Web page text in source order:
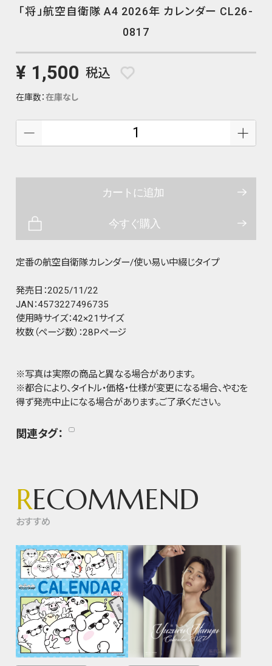
「将」航空自衛隊 A4 2026年 カレンダー CL26-
0817
¥ 1,500 税込
在庫数：在庫なし
カートに追加
今すぐ購入
定番の航空自衛隊カレンダー/使い易い中綴じタイプ
発売日：2025/11/22
JAN：4573227496735
使用時サイズ：42×21サイズ
枚数（ページ数）：28Pページ
※写真は実際の商品と異なる場合があります。
※都合により、タイトル・価格・仕様が変更になる場合、やむを
得ず発売中止になる場合があります。ご了承ください。
関連タグ：
RECOMMEND
おすすめ